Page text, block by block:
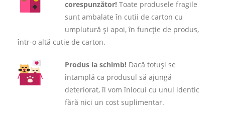
corespunzător! Toate produsele fragile
sunt ambalate în cutii de carton cu
umplutură și apoi, în funcție de produs,
într-o altă cutie de carton.
Produs la schimb! Dacă totuși se
întamplă ca produsul să ajungă
deteriorat, îl vom înlocui cu unul identic
fără nici un cost suplimentar.